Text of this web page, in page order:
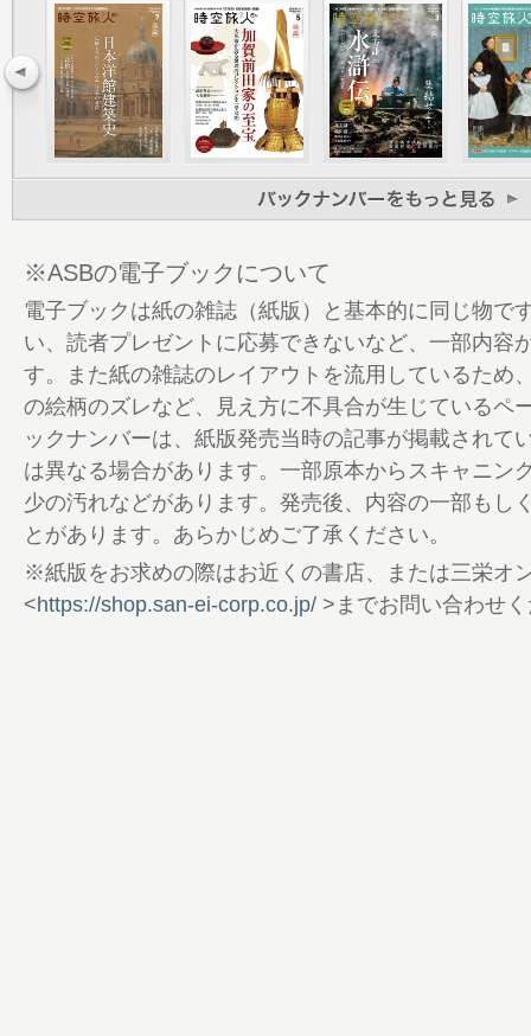
24 〈寄稿〉狩猟採集民とは何か？
30 Society1.0 狩猟社会 ─人類誕生─ ヒ
始めたのか？
36 Society2.0 農耕社会 ─紀元前1万
と一粒の麦が生んだパン作り
40 Society3.0 工業社会 ─18世紀末─ 王
猟と植民地主義がもたらしたものとは？
48 Society4.0 情報社会 ─20世紀後半─
の共存への模索
50 Society5.0 新たな社会 ─21世紀前半
と社会の深化とは？
52 〈寄稿〉北の大地からマンモスはな
57 第二章 日本の狩猟史と食文化
58 〈寄稿〉マタギ ─心の奥に秘めた思
62 縄文時代 貝塚からわかる狩猟文化の
66 弥生─平安時代 魏志倭人伝の記述と
70 鎌倉─安土桃山時代 頼朝の巻狩が象
と食とは？
72 江戸時代 江戸期の食と生類憐れみの
※ASBの電子ブックについて
電子ブックは紙の雑誌（紙版）と基本的に同じ物で
い、読者プレゼントに応募できないなど、一部内容
す。また紙の雑誌のレイアウトを流用しているため
の絵柄のズレなど、見え方に不具合が生じているペ
ックナンバーは、紙版発売当時の記事が掲載されて
は異なる場合があります。一部原本からスキャニン
少の汚れなどがあります。発売後、内容の一部もし
とがあります。あらかじめご了承ください。
※紙版をお求めの際はお近くの書店、または三栄オ
<https://shop.san-ei-corp.co.jp/ >までお問い合わせ